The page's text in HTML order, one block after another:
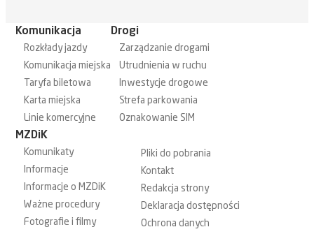
Komunikacja
Rozkłady jazdy
Komunikacja miejska
Taryfa biletowa
Karta miejska
Linie komercyjne
Drogi
Zarządzanie drogami
Utrudnienia w ruchu
Inwestycje drogowe
Strefa parkowania
Oznakowanie SIM
MZDiK
Komunikaty
Informacje
Informacje o MZDiK
Ważne procedury
Fotografie i filmy
Pliki do pobrania
Kontakt
Redakcja strony
Deklaracja dostępności
Ochrona danych